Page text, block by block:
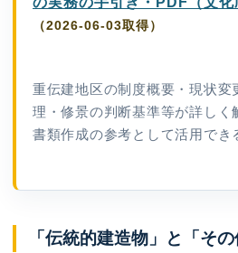
（2026-06-03取得）
重伝建地区の制度概要・現状変
理・修景の判断基準等が詳しく
書類作成の参考として活用でき
「伝統的建造物」と「そ